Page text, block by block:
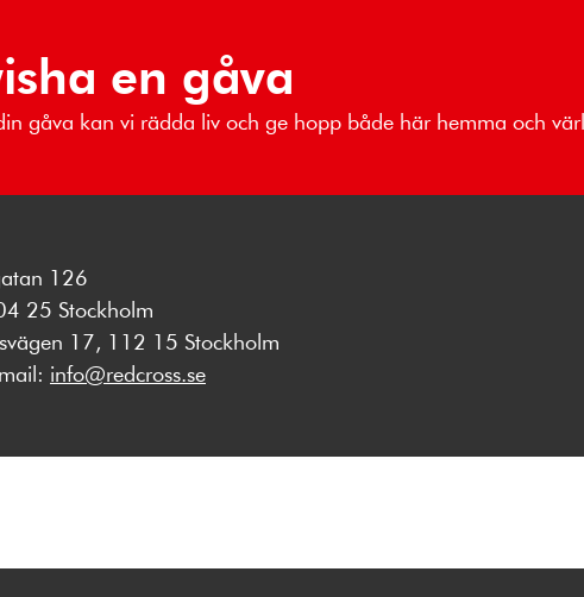
en gåva
gåva kan vi rädda liv och ge hopp både här hemma och
126
25 Stockholm
17, 112 15 Stockholm
info@redcross.se